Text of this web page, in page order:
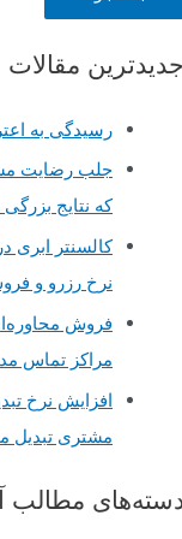
ج
جدیدترین مقالات
رسیدگی به
جلب رضایت
که نتایج
کالسنتر
نرخ رزرو و
فروش
مراکز تماس
افزایش نرخ
مشتری تبدیل
دسته‌های مطالب